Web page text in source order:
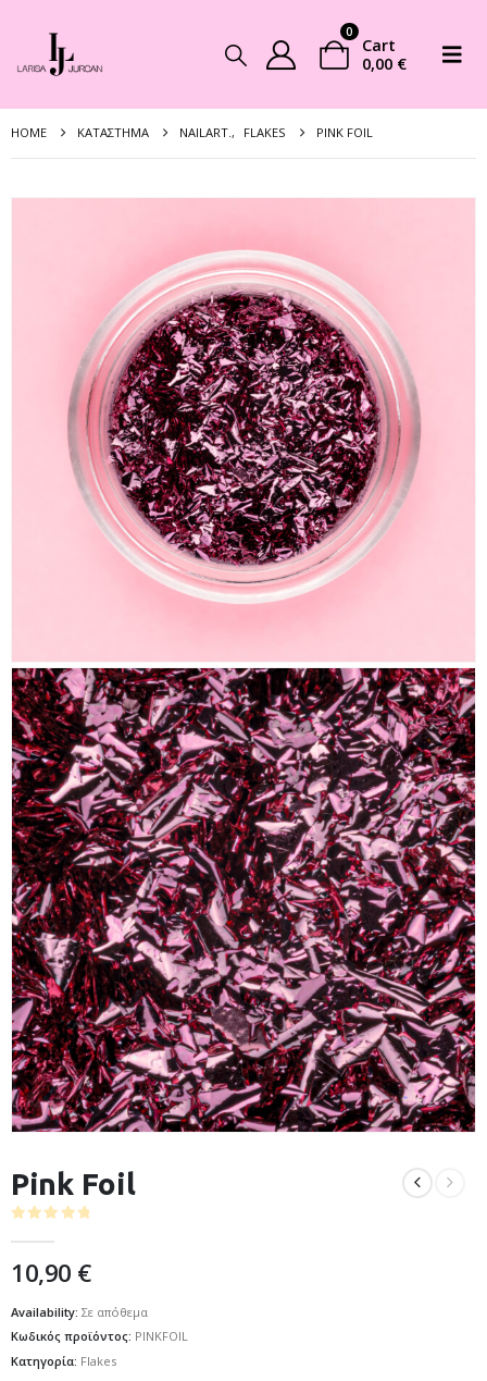
0
Cart
0,00 €
HOME ΚΑΤΆΣΤΗΜΑ NAILART., FLAKES PINK FOIL
Pink Foil
10,90 €
Availability: Σε απόθεμα
Κωδικός προϊόντος: PINKFOIL
Κατηγορία: Flakes